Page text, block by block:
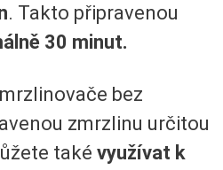
. Takto připravenou
30 minut.
bez
zmrzlinu určitou
také využívat k